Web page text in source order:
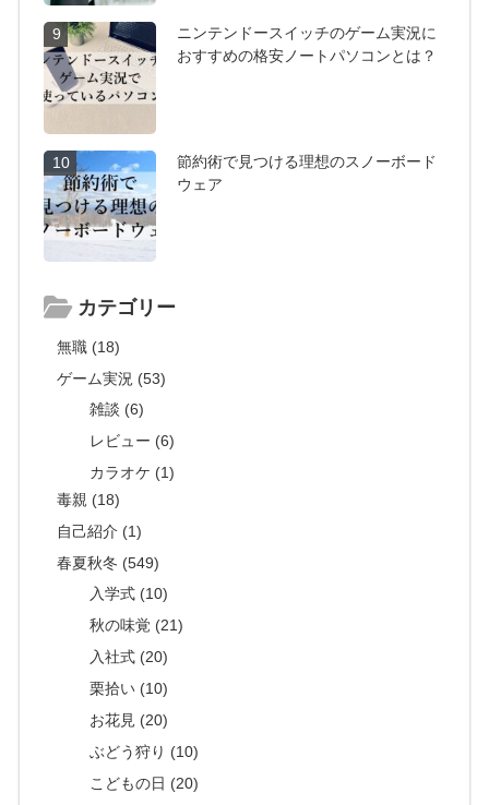
9
ニンテンドースイッチのゲーム実況に
おすすめの格安ノートパソコンとは？
10
節約術で見つける理想のスノーボード
ウェア
カテゴリー
無職 (18)
ゲーム実況 (53)
雑談 (6)
レビュー (6)
カラオケ (1)
毒親 (18)
自己紹介 (1)
春夏秋冬 (549)
入学式 (10)
秋の味覚 (21)
入社式 (20)
栗拾い (10)
お花見 (20)
ぶどう狩り (10)
こどもの日 (20)